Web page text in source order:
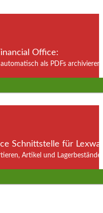
Office:
als PDFs
Schnittstelle für
Artikel und